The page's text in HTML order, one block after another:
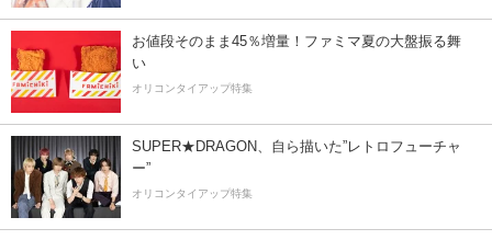
お値段そのまま45％増量！ファミマ夏の大盤振る舞
い
オリコンタイアップ特集
SUPER★DRAGON、自ら描いた”レトロフューチャ
ー”
オリコンタイアップ特集